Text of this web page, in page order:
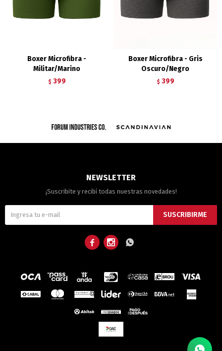
Boxer Microfibra -
Militar/Marino
$ 399
Boxer Microfibra - Gris
Oscuro/Negro
$ 399
NEWSLETTER
¡Suscribite y recibí todas nuestras novedades!
SUSCRIBIRME
  